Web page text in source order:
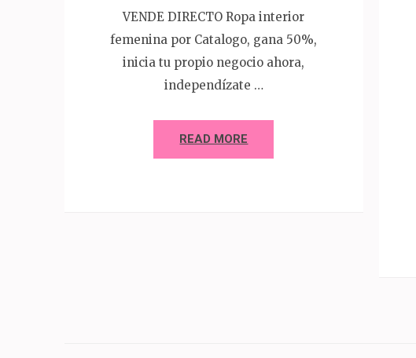
VENDE DIRECTO Ropa interior
femenina por Catalogo, gana 50%,
inicia tu propio negocio ahora,
independízate …
READ MORE